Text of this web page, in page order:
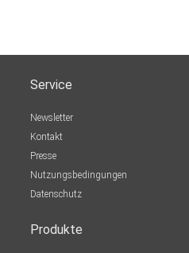
Service
Newsletter
Kontakt
Presse
Nutzungsbedingungen
Datenschutz
Produkte